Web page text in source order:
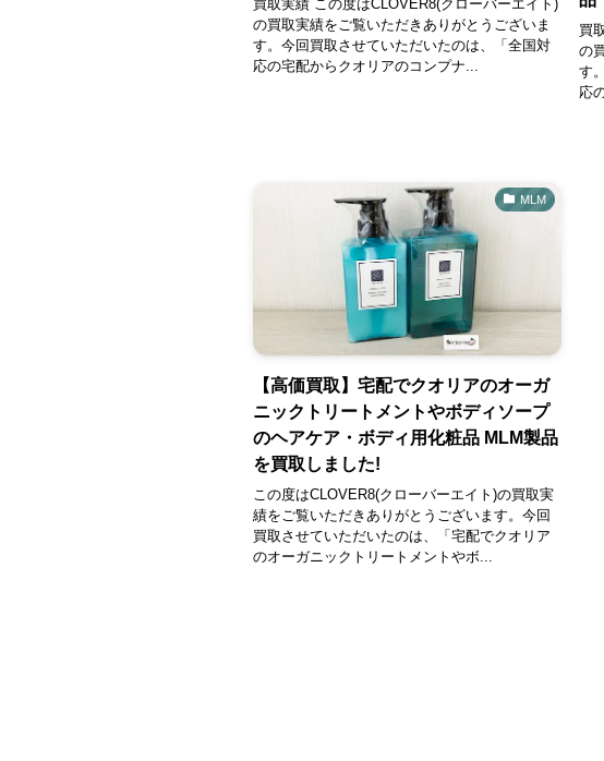
買取実績 この度はCLOVER8(クローバーエイト)
の買取実績をご覧いただきありがとうございま
す。今回買取させていただいたのは、「全国対
応の宅配からクオリアのコンプナ...
買
の
す
応
MLM
【高価買取】宅配でクオリアのオーガ
ニックトリートメントやボディソープ
のヘアケア・ボディ用化粧品 MLM製品
を買取しました!
この度はCLOVER8(クローバーエイト)の買取実
績をご覧いただきありがとうございます。今回
買取させていただいたのは、「宅配でクオリア
のオーガニックトリートメントやボ...